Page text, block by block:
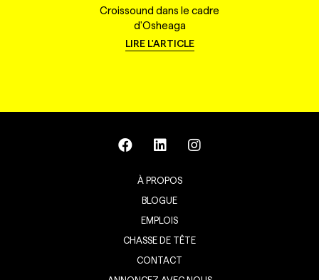
Croissound dans le cadre
d'Osheaga
LIRE L'ARTICLE
À PROPOS
BLOGUE
EMPLOIS
CHASSE DE TÊTE
CONTACT